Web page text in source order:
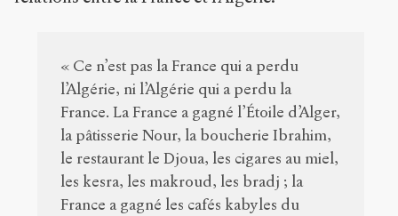
« Ce n’est pas la France qui a perdu
l’Algérie, ni l’Algérie qui a perdu la
France. La France a gagné l’Étoile d’Alger,
la pâtisserie Nour, la boucherie Ibrahim,
le restaurant le Djoua, les cigares au miel,
les kesra, les makroud, les bradj ; la
France a gagné les cafés kabyles du